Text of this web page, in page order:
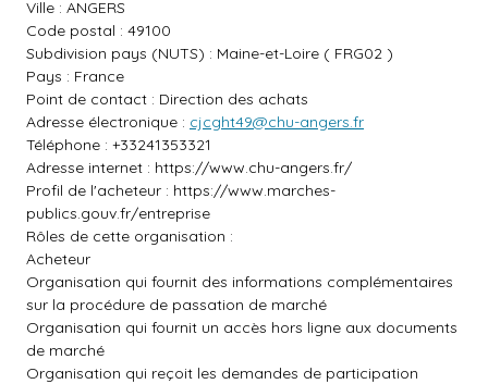
Ville : ANGERS
Code postal : 49100
Subdivision pays (NUTS) : Maine-et-Loire ( FRG02 )
Pays : France
Point de contact : Direction des achats
Adresse électronique : cjcght49@chu-angers.fr
Téléphone : +33241353321
Adresse internet : https://www.chu-angers.fr/
Profil de l'acheteur : https://www.marches-
publics.gouv.fr/entreprise
Rôles de cette organisation :
Acheteur
Organisation qui fournit des informations complémentaires
sur la procédure de passation de marché
Organisation qui fournit un accès hors ligne aux documents
de marché
Organisation qui reçoit les demandes de participation